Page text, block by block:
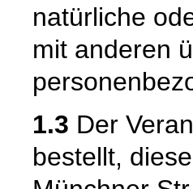
natürliche
mit anderen
1.3 Der
bestellt,